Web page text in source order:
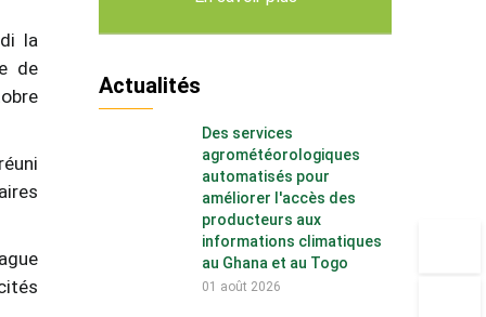
la
de
Actualités
Des services
agrométéorologiques
automatisés pour
améliorer l'accès des
producteurs aux
informations climatiques
au Ghana et au Togo
01 août 2026